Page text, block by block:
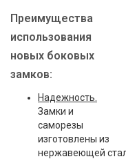
Преимущества
использования
новых боковых
замков:
Надежность.
Замки и
саморезы
изготовлены из
нержавеющей